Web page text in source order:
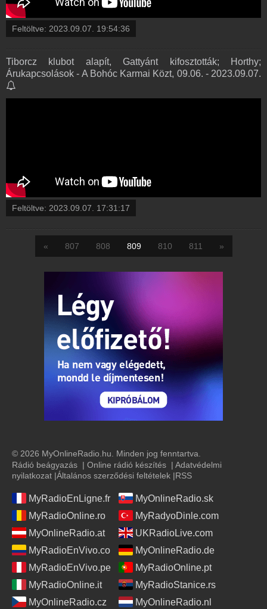
Feltöltve: 2023.09.07. 19:54:36
Tiborcz klubot alapít, Gattyánt kifosztották; Horthy;
Árukapcsolások - A Bohóc Karmai Közt, 09.06. - 2023.09.07.
Feltöltve: 2023.09.07. 17:31:17
« 807 808 809 810 811 »
© 2026 MyOnlineRadio.hu. Minden jog fenntartva.
Rádió beágyazás | Online rádió készítés | Adatvédelmi
nyilatkozat |Általános szerződési feltételek |RSS
MyRadioEnLigne.fr
MyOnlineRadio.sk
MyRadioOnline.ro
MyRadyoDinle.com
MyOnlineRadio.at
UKRadioLive.com
MyRadioEnVivo.co
MyOnlineRadio.de
MyRadioEnVivo.pe
MyRadioOnline.pt
MyRadioOnline.it
MyRadioStanice.rs
MyOnlineRadio.cz
MyOnlineRadio.nl